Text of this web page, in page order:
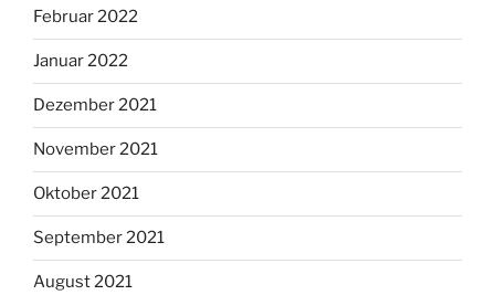
Februar 2022
Januar 2022
Dezember 2021
November 2021
Oktober 2021
September 2021
August 2021